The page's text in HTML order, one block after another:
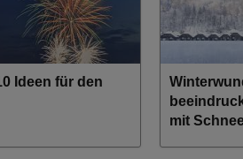
Ideen für den
mit